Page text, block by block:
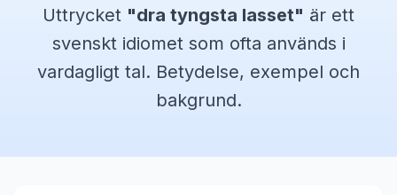
Uttrycket "dra tyngsta lasset" är ett
svenskt idiomet som ofta används i
vardagligt tal. Betydelse, exempel och
bakgrund.